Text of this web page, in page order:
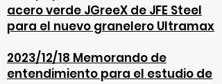
acero verde JGreeX de JFE Steel
para el nuevo granelero Ultramax
2023/12/18 Memorando de
entendimiento para el estudio de